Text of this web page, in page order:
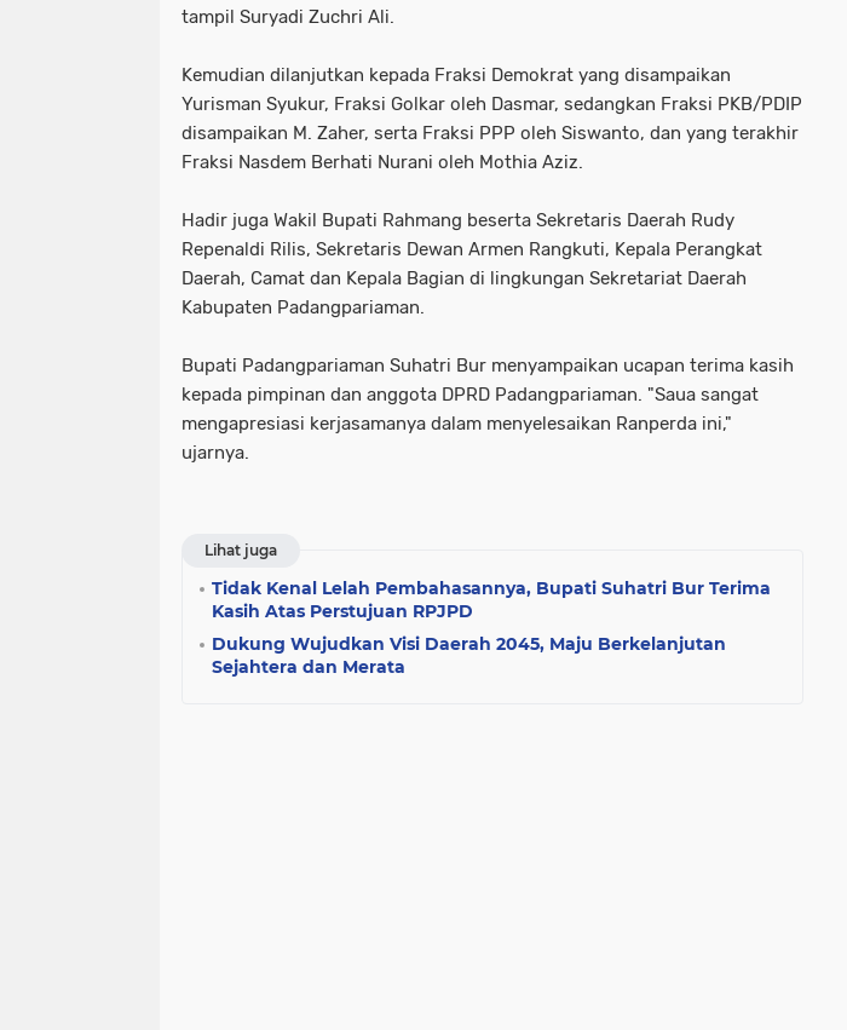
tampil Suryadi Zuchri Ali.
Kemudian dilanjutkan kepada Fraksi Demokrat yang disampaikan
Yurisman Syukur, Fraksi Golkar oleh Dasmar, sedangkan Fraksi PKB/PDIP
disampaikan M. Zaher, serta Fraksi PPP oleh Siswanto, dan yang terakhir
Fraksi Nasdem Berhati Nurani oleh Mothia Aziz.
Hadir juga Wakil Bupati Rahmang beserta Sekretaris Daerah Rudy
Repenaldi Rilis, Sekretaris Dewan Armen Rangkuti, Kepala Perangkat
Daerah, Camat dan Kepala Bagian di lingkungan Sekretariat Daerah
Kabupaten Padangpariaman.
Bupati Padangpariaman Suhatri Bur menyampaikan ucapan terima kasih
kepada pimpinan dan anggota DPRD Padangpariaman. "Saua sangat
mengapresiasi kerjasamanya dalam menyelesaikan Ranperda ini,"
ujarnya.
Lihat juga
Tidak Kenal Lelah Pembahasannya, Bupati Suhatri Bur Terima
Kasih Atas Perstujuan RPJPD
Dukung Wujudkan Visi Daerah 2045, Maju Berkelanjutan
Sejahtera dan Merata